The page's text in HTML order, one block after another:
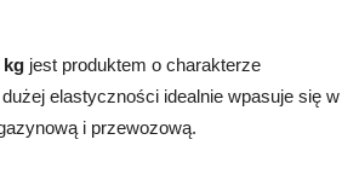
kg jest produktem o charakterze
elastyczności idealnie wpasuje się w
i przewozową.